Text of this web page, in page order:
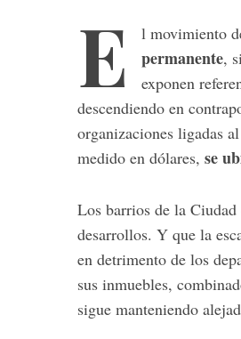
E l movimiento
permanente,
exponen
descendiendo en
organizaciones ligadas
medido en dólares, se
Los barrios de la
desarrollos. Y que la
en detrimento de los
sus inmuebles,
sigue manteniendo